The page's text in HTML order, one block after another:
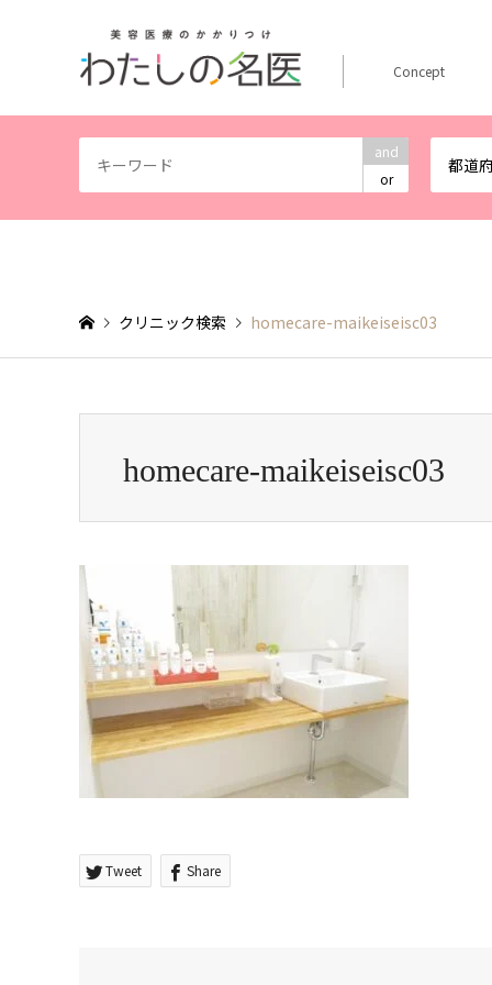
and
or
都道
Concept
クリニック検索 homecare-maikeiseisc03
homecare-maikeiseisc03
Tweet Share